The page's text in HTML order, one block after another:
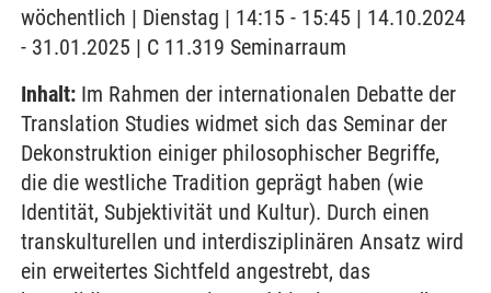
wöchentlich | Dienstag | 14:15 - 15:45 | 14.10.2024
- 31.01.2025 | C 11.319 Seminarraum
Inhalt: Im Rahmen der internationalen Debatte der
Translation Studies widmet sich das Seminar der
Dekonstruktion einiger philosophischer Begriffe,
die die westliche Tradition geprägt haben (wie
Identität, Subjektivität und Kultur). Durch einen
transkulturellen und interdisziplinären Ansatz wird
ein erweitertes Sichtfeld angestrebt, das